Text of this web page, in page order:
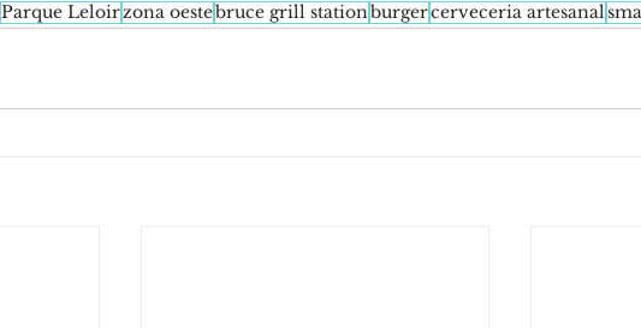
Parque Leloirzona oestebruce grill stationburgercerveceria artesanal